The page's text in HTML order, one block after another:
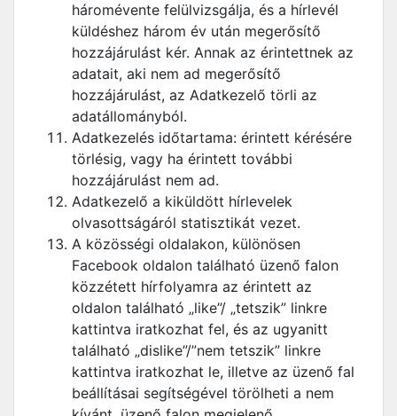
háromévente felülvizsgálja, és a hírlevél
küldéshez három év után megerősítő
hozzájárulást kér. Annak az érintettnek az
adatait, aki nem ad megerősítő
hozzájárulást, az Adatkezelő törli az
adatállományból.
Adatkezelés időtartama: érintett kérésére
törlésig, vagy ha érintett további
hozzájárulást nem ad.
Adatkezelő a kiküldött hírlevelek
olvasottságáról statisztikát vezet.
A közösségi oldalakon, különösen
Facebook oldalon található üzenő falon
közzétett hírfolyamra az érintett az
oldalon található „like”/ „tetszik” linkre
kattintva iratkozhat fel, és az ugyanitt
található „dislike”/”nem tetszik” linkre
kattintva iratkozhat le, illetve az üzenő fal
beállításai segítségével törölheti a nem